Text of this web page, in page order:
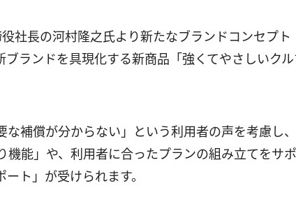
社長の河村隆之氏より新たなブランドコンセプト
ブランドを具現化する新商品「強くてやさしいク
補償が分からない」という利用者の声を考慮し、
機能」や、利用者に合ったプランの組み立てをサ
ト」が受けられます。